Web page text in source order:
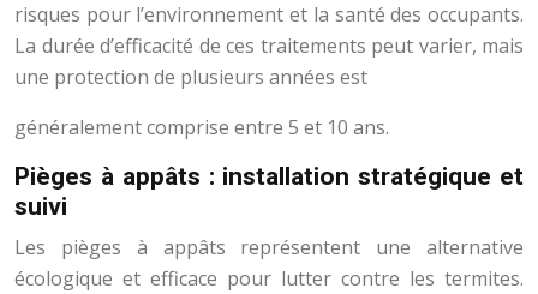
risques pour l’environnement et la santé des occupants.
La durée d’efficacité de ces traitements peut varier, mais
une protection de plusieurs années est
généralement comprise entre 5 et 10 ans.
Pièges à appâts : installation stratégique et
suivi
Les pièges à appâts représentent une alternative
écologique et efficace pour lutter contre les termites.